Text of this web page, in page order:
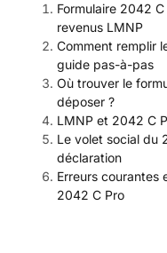
Formulaire 2042
revenus LMNP
Comment remplir
guide pas-à-pas
Où trouver le
déposer ?
LMNP et 2042 C
Le volet social du
déclaration
Erreurs courantes
2042 C Pro